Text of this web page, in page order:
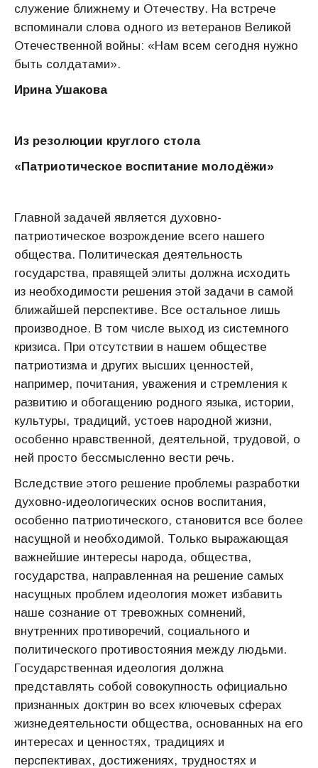
служение ближнему и Отечеству. На встрече
вспоминали слова одного из ветеранов Великой
Отечественной войны: «Нам всем сегодня нужно
быть солдатами».
Ирина Ушакова
Из резолюции круглого стола
«Патриотическое воспитание молодёжи»
Главной задачей является духовно-
патриотическое возрождение всего нашего
общества. Политическая деятельность
государства, правящей элиты должна исходить
из необходимости решения этой задачи в самой
ближайшей перспективе. Все остальное лишь
производное. В том числе выход из системного
кризиса. При отсутствии в нашем обществе
патриотизма и других высших ценностей,
например, почитания, уважения и стремления к
развитию и обогащению родного языка, истории,
культуры, традиций, устоев народной жизни,
особенно нравственной, деятельной, трудовой, о
ней просто бессмысленно вести речь.
Вследствие этого решение проблемы разработки
духовно-идеологических основ воспитания,
особенно патриотического, становится все более
насущной и необходимой. Только выражающая
важнейшие интересы народа, общества,
государства, направленная на решение самых
насущных проблем идеология может избавить
наше сознание от тревожных сомнений,
внутренних противоречий, социального и
политического противостояния между людьми.
Государственная идеология должна
представлять собой совокупность официально
признанных доктрин во всех ключевых сферах
жизнедеятельности общества, основанных на его
интересах и ценностях, традициях и
перспективах, достижениях, трудностях и